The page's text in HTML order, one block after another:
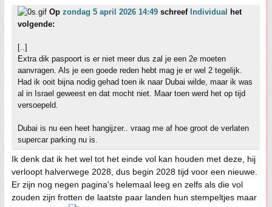
Op zondag 5 april 2026 14:49 schreef Individual het
volgende:
[..]
Extra dik paspoort is er niet meer dus zal je een 2e moeten
aanvragen. Als je een goede reden hebt mag je er wel 2 tegelijk.
Had ik ooit bijna nodig gehad toen ik naar Dubai wilde, maar ik was
al in Israel geweest en dat mocht niet. Maar toen werd het op tijd
versoepeld.
Dubai is nu een heet hangijzer.. vraag me af hoe groot de verlaten
supercar parking nu is.
Ik denk dat ik het wel tot het einde vol kan houden met deze, hij
verloopt halverwege 2028, dus begin 2028 tijd voor een nieuwe.
Er zijn nog negen pagina's helemaal leeg en zelfs als die vol
zouden zijn frotten de laatste paar landen hun stempeltjes maar